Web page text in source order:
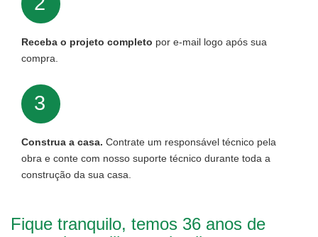
Receba o projeto completo por e-mail logo após sua
compra.
3
Construa a casa. Contrate um responsável técnico pela
obra e conte com nosso suporte técnico durante toda a
construção da sua casa.
Fique tranquilo, temos 36 anos de